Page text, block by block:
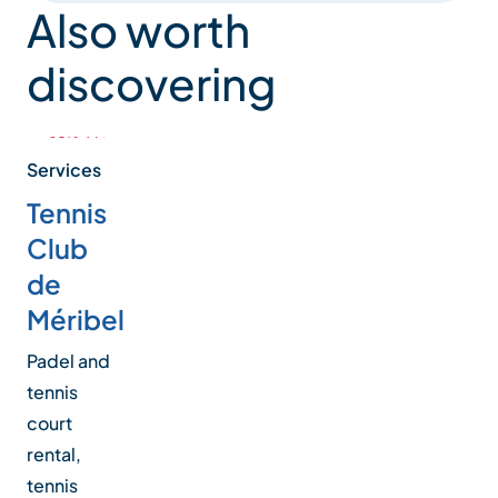
Also worth
discovering
Services
Tennis
Club
de
Méribel
Padel and
tennis
court
rental,
tennis